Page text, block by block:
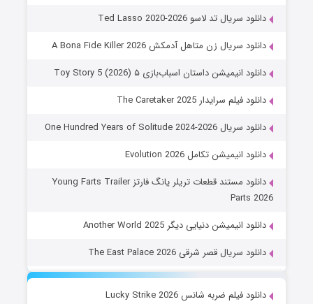
دانلود سریال تد لاسو Ted Lasso 2020-2026
دانلود سریال زن متاهل آدمکش A Bona Fide Killer 2026
دانلود انیمیشن داستان اسباب‌بازی ۵ Toy Story 5 (2026)
دانلود فیلم سرایدار The Caretaker 2025
دانلود سریال One Hundred Years of Solitude 2024-2026
دانلود انیمیشن تکامل Evolution 2026
دانلود مستند قطعات تریلر یانگ فارتز Young Farts Trailer
Parts 2026
دانلود انیمیشن دنیایی دیگر Another World 2025
دانلود سریال قصر شرقی The East Palace 2026
دانلود فیلم ضربه شانس Lucky Strike 2026